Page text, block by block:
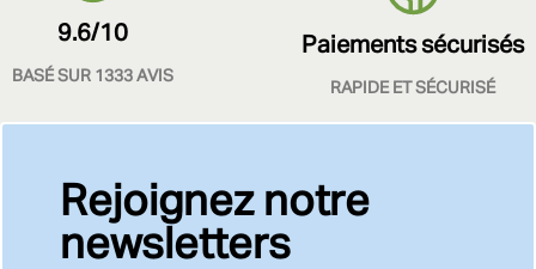
9.6/10
BASÉ SUR 1333 AVIS
Paiements sécurisés
RAPIDE ET SÉCURISÉ
Rejoignez notre
newsletters